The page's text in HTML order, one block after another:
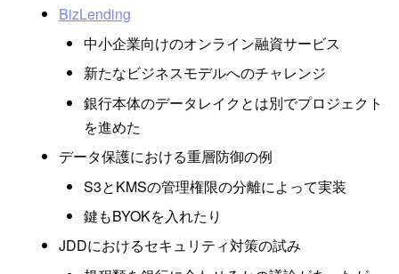
BizLending
中小企業向けのオンライン融資サービス
新たなビジネスモデルへのチャレンジ
銀行本体のデータレイクとは別でプロジェクト
を進めた
データ保護における重層防御の例
S3とKMSの管理権限の分離によって実装
鍵もBYOKを入れたり
JDDにおけるセキュリティ対策の試み